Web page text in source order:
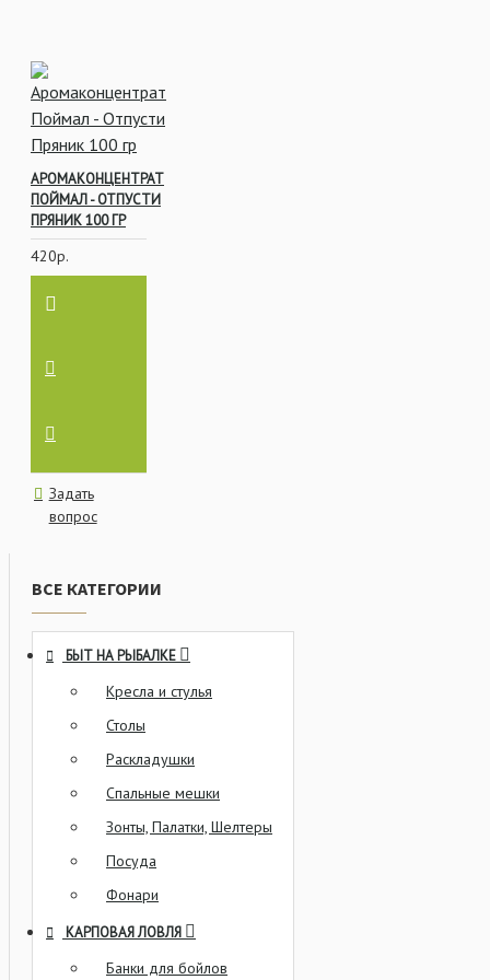
АРОМАКОНЦЕНТРАТ
ПОЙМАЛ - ОТПУСТИ
ПРЯНИК 100 ГР
420р.
Задать
вопрос
ВСЕ КАТЕГОРИИ
БЫТ НА РЫБАЛКЕ
Кресла и стулья
Столы
Раскладушки
Спальные мешки
Зонты, Палатки, Шелтеры
Посуда
Фонари
КАРПОВАЯ ЛОВЛЯ
Банки для бойлов